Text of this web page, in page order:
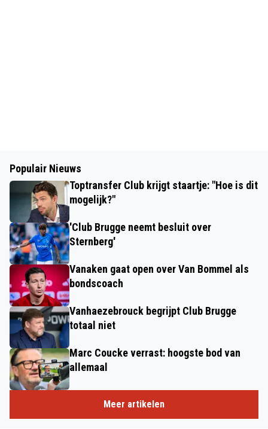
Populair Nieuws
Toptransfer Club krijgt staartje: "Hoe is dit
mogelijk?"
'Club Brugge neemt besluit over
Sternberg'
Vanaken gaat open over Van Bommel als
bondscoach
Vanhaezebrouck begrijpt Club Brugge
totaal niet
Marc Coucke verrast: hoogste bod van
allemaal
Meer artikelen